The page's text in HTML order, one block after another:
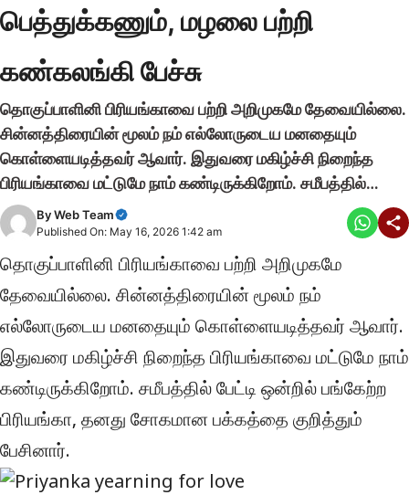
பெத்துக்கணும், மழலை பற்றி
கண்கலங்கி பேச்சு
தொகுப்பாளினி பிரியங்காவை பற்றி அறிமுகமே தேவையில்லை.
சின்னத்திரையின் மூலம் நம் எல்லோருடைய மனதையும்
கொள்ளையடித்தவர் ஆவார். இதுவரை மகிழ்ச்சி நிறைந்த
பிரியங்காவை மட்டுமே நாம் கண்டிருக்கிறோம். சமீபத்தில்…
ByWeb Team
Published On: May 16, 2026 1:42 am
தொகுப்பாளினி பிரியங்காவை பற்றி அறிமுகமே
தேவையில்லை. சின்னத்திரையின் மூலம் நம்
எல்லோருடைய மனதையும் கொள்ளையடித்தவர் ஆவார்.
இதுவரை மகிழ்ச்சி நிறைந்த பிரியங்காவை மட்டுமே நாம்
கண்டிருக்கிறோம். சமீபத்தில் பேட்டி ஒன்றில் பங்கேற்ற
பிரியங்கா, தனது சோகமான பக்கத்தை குறித்தும்
பேசினார்.